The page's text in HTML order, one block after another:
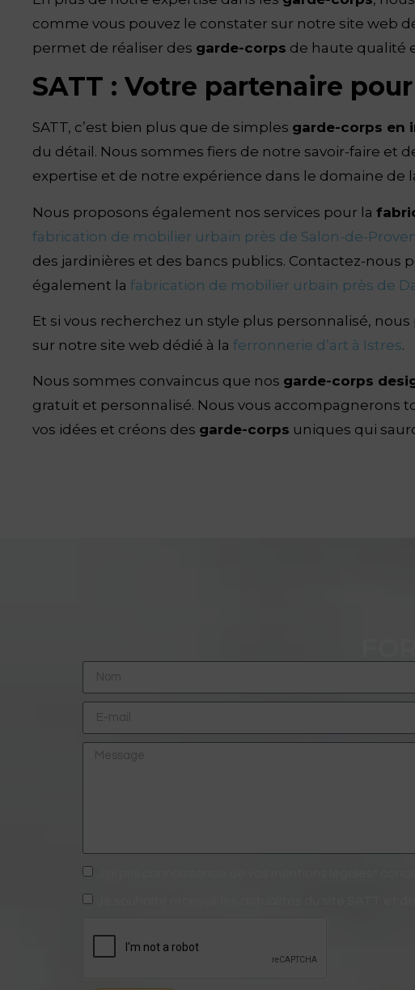
comme vous pouvez le constater sur notre site web
permet de réaliser des garde-corps de haute qualité
SATT : Votre partenaire
SATT, c’est bien plus que de simples garde-corps en
du détail. Nous sommes fiers de notre savoir-faire et
expertise et de notre expérience dans le domaine de
Nous proposons également nos services pour la
fabrication de mobilier urbain près de Salon-de-
des jardinières et des bancs publics. Contactez-nous
également la fabrication de mobilier urbain près de
Et si vous recherchez un style plus personnalisé,
sur notre site web dédié à la ferronnerie d’art à Istres.
Nous sommes convaincus que nos garde-corps
gratuit et personnalisé. Nous vous accompagnerons
vos idées et créons des garde-corps uniques qui